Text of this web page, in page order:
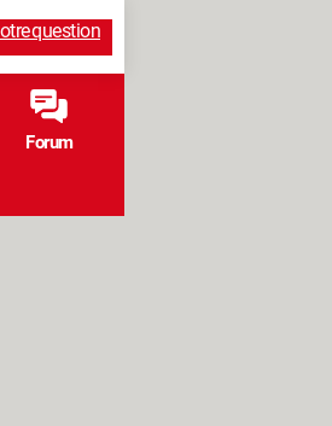
question
Forum